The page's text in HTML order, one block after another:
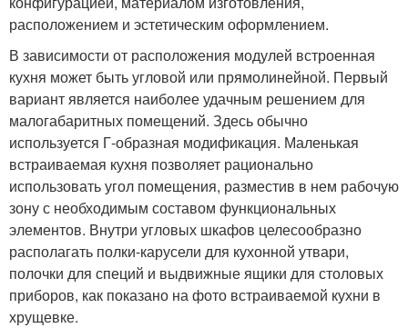
расположением и эстетическим оформлением.
В зависимости от расположения модулей встроенная
кухня может быть угловой или прямолинейной. Первый
вариант является наиболее удачным решением для
малогабаритных помещений. Здесь обычно
используется Г-образная модификация. Маленькая
встраиваемая кухня позволяет рационально
использовать угол помещения, разместив в нем рабочую
зону с необходимым составом функциональных
элементов. Внутри угловых шкафов целесообразно
располагать полки-карусели для кухонной утвари,
полочки для специй и выдвижные ящики для столовых
приборов, как показано на фото встраиваемой кухни в
хрущевке.